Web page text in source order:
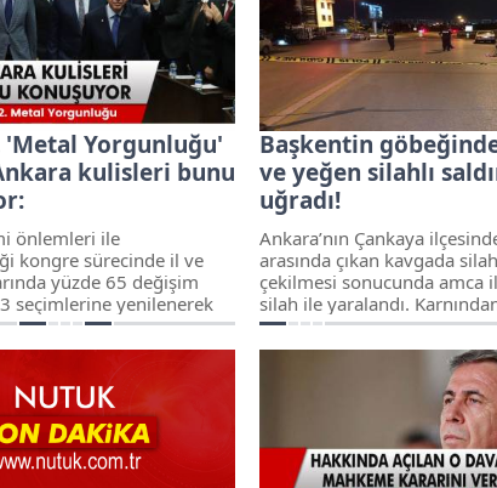
'Metal Yorgunluğu'
kulisleri bunu
önlemleri ile
kongre sürecinde il ve
yüzde 65 değişim
seçimlerine yenilenerek
Başkentin
ve yeğen silahlı
uğradı!
Ankara’nın Çankaya
arasında çıkan kavgada
çekilmesi sonucunda amca
silah ile yaralandı.
bölgesinden amcanın
olduğu öğrenildi.